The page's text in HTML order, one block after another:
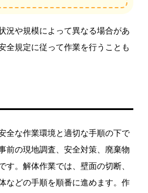
況や規模によって異なる場合があ
全規定に従って作業を行うことも
全な作業環境と適切な手順の下で
前の現地調査、安全対策、廃棄物
す。解体作業では、壁面の切断、
などの手順を順番に進めます。作